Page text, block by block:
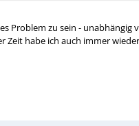
Problem zu sein -
Zeit habe ich auch immer